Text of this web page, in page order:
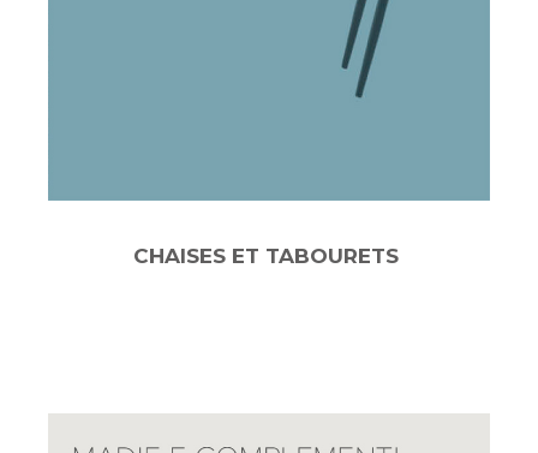
CHAISES ET TABOURETS